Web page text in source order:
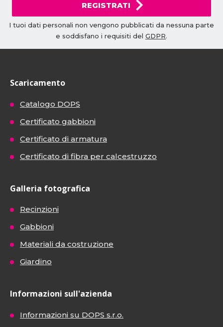
REGISTRATI
I tuoi dati personali non vengono pubblicati da nessuna parte
e soddisfano i requisiti del GDPR.
Scaricamento
Catalogo DOPS
Certificato gabbioni
Certificato di armatura
Certificato di fibra per calcestruzzo
Galleria fotografica
Recinzioni
Gabbioni
Materiali da costruzione
Giardino
Informazioni sull'azienda
Informazioni su DOPS s.r.o.